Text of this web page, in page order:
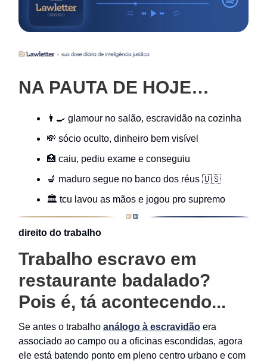
NA PAUTA DE HOJE…
👨‍🍳 glamour no salão, escravidão na cozinha
💸 sócio oculto, dinheiro bem visível
🏥 caiu, pediu exame e conseguiu
💺 maduro segue no banco dos réus 🇺🇸
🏛️ tcu lavou as mãos e jogou pro supremo
direito do trabalho
Trabalho escravo em
restaurante badalado?
Pois é, tá acontecendo...
Se antes o trabalho análogo à escravidão era
associado ao campo ou a oficinas escondidas, agora
ele está batendo ponto em pleno centro urbano e com